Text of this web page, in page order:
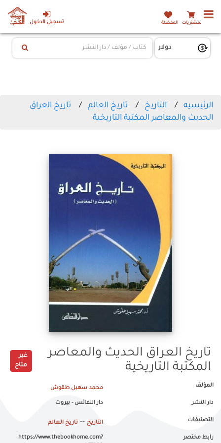
تسجيل الدخول المشتريات المفضلة
الرئيسيه التاريخ تاريخ العالم
تاريخ العراق
الحديث والمعاصر المكتبة التاريخية
تاريخ العراق الحديث والمعاصر
المكتبة التاريخية
غير
متاح
المؤلف محمد سهيل طقوش
دار النشر دار النفائس - بيروت
التصنيفات التاريخ -- تاريخ العالم
رابط مختصر https://www.thebookhome.com?